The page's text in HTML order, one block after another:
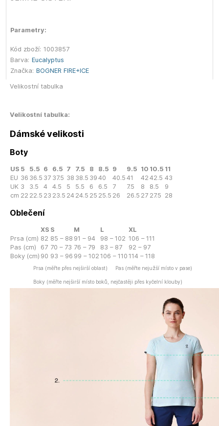
Parametry:
Kód zboží: 1003857
Barva: Eucalyptus
Značka: BOGNER FIRE+ICE
Velikostní tabulka
Velikostní tabulka:
Dámské velikosti
Boty
US 5 5.5 6 6.5 7 7.5 8 8.5 9 9.5 10 10.5 11
EU 36 36.5 37 37.5 38 38.5 39 40 40.5 41 42 42.5 43
UK 3 3.5 4 4.5 5 5.5 6 6.5 7 7.5 8 8.5
9
cm 22 22.5 23 23.5 24 24.5 25 25.5 26 26.5 27 27.5 28
Oblečení
XS S M L
XL
Prsa (cm) 82 85 – 88 91 – 94 98 – 102 106 – 111
Pas (cm)
67 70 – 73 76 – 79 83 – 87
92 – 97
Boky (cm) 90 93 – 96 99 – 102 106 – 110 114 – 118
Prsa (měřte přes nejširší oblast) Pas (měřte nejužší místo v pase)
Boky (měřte nejširší místo boků, nejčastěji přes kyčelní klouby)